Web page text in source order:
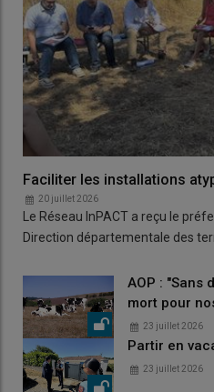
Faciliter les installations
20 juillet 2026
Le Réseau InPACT a reçu le
Direction départementale des
AOP : "Sans
mort pour
23 juillet 2026
Partir en
23 juillet 2026